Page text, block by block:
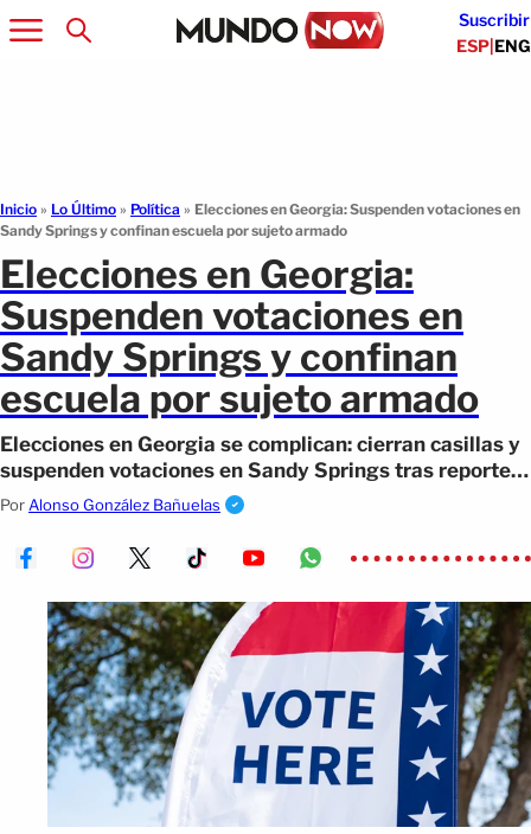
Suscribir
ESP|ENG
Inicio » Lo Último » Política » Elecciones en Georgia: Suspenden votaciones en
Sandy Springs y confinan escuela por sujeto armado
Elecciones en Georgia:
Suspenden votaciones en
Sandy Springs y confinan
escuela por sujeto armado
Elecciones en Georgia se complican: cierran casillas y
suspenden votaciones en Sandy Springs tras reportes
de un hombre armado.
Por Alonso González Bañuelas